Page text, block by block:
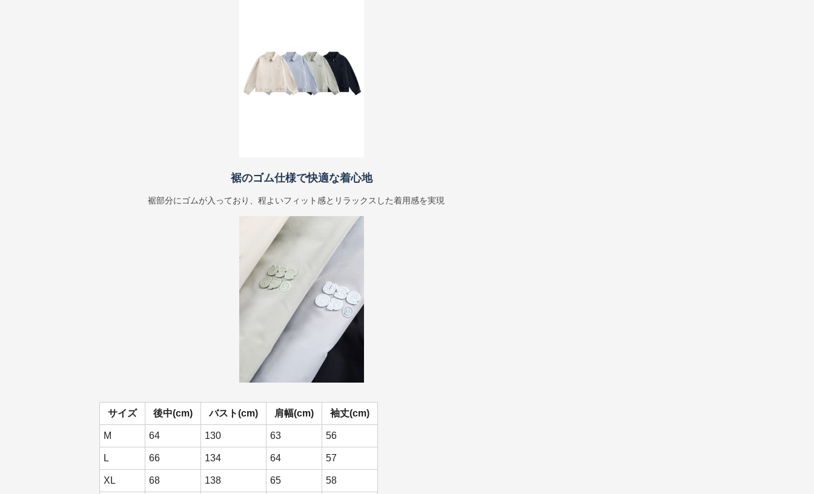
裾のゴム仕様で快適な着心地
裾部分にゴムが入っており、程よいフィット感とリラックスした着用感を実現
サイズ 後中(cm) バスト(cm) 肩幅(cm) 袖丈(cm)
M 64 130 63 56
L 66 134 64 57
XL 68 138 65 58